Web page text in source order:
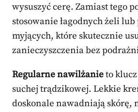
wysuszyć cerę. Zamiast tego
stosowanie łagodnych żeli
myjących, które skutecznie
zanieczyszczenia bez
Regularne nawilżanieto
suchej trądzikowej. Lekkie
doskonale nawadniają skórę,